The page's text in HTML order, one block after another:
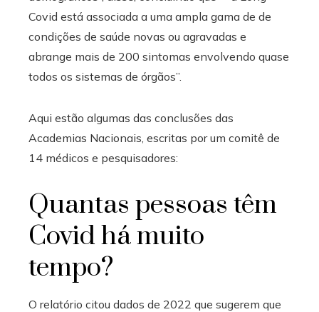
Covid está associada a uma ampla gama de de
condições de saúde novas ou agravadas e
abrange mais de 200 sintomas envolvendo quase
todos os sistemas de órgãos”.
Aqui estão algumas das conclusões das
Academias Nacionais, escritas por um comitê de
14 médicos e pesquisadores:
Quantas pessoas têm
Covid há muito
tempo?
O relatório citou dados de 2022 que sugerem que